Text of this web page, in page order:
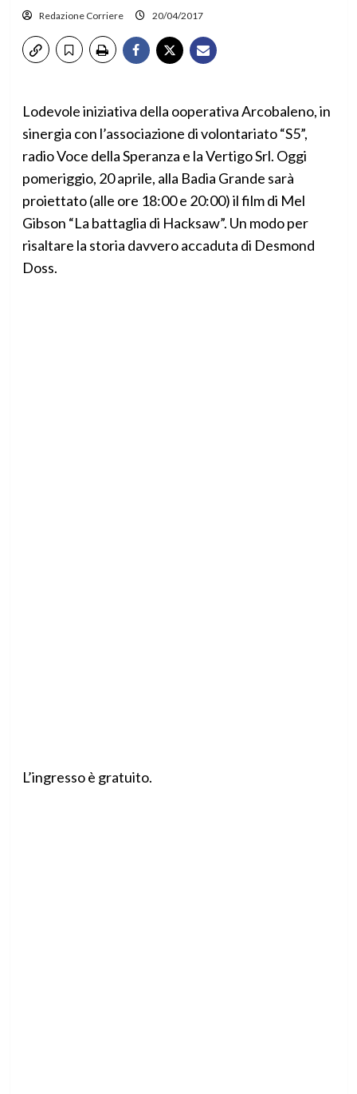
Redazione Corriere 20/04/2017
Lodevole iniziativa della ooperativa Arcobaleno, in
sinergia con l’associazione di volontariato “S5”,
radio Voce della Speranza e la Vertigo Srl. Oggi
pomeriggio, 20 aprile, alla Badia Grande sarà
proiettato (alle ore 18:00 e 20:00) il film di Mel
Gibson “La battaglia di Hacksaw”. Un modo per
risaltare la storia davvero accaduta di Desmond
Doss.
L’ingresso è gratuito.